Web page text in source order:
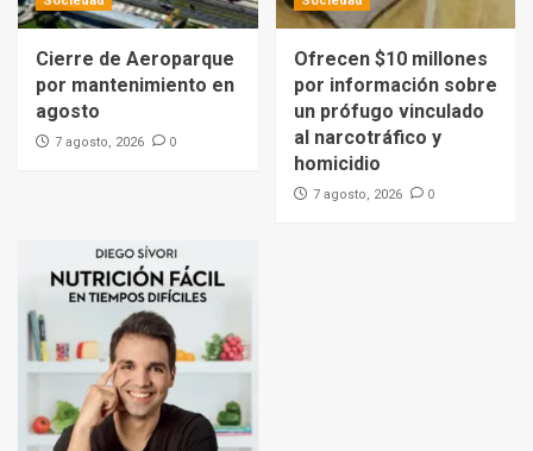
Cierre de Aeroparque
por mantenimiento en
agosto
7 agosto, 2026 0
Ofrecen $10 millones
por información sobre
un prófugo vinculado
al narcotráfico y
homicidio
7 agosto, 2026 0